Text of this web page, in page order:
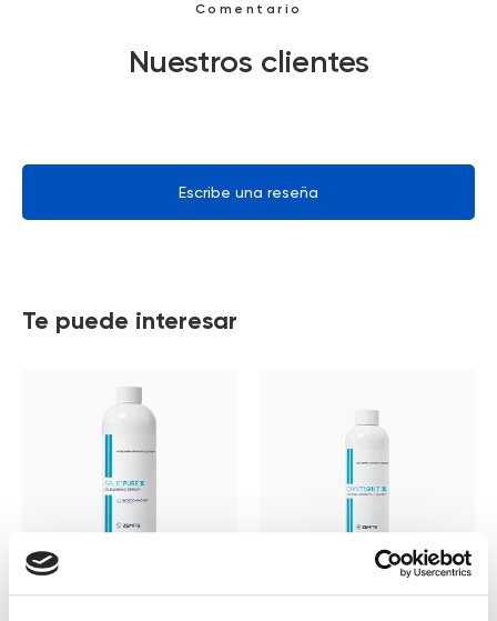
Comentario
Nuestros clientes
Escribe una reseña
Te puede interesar